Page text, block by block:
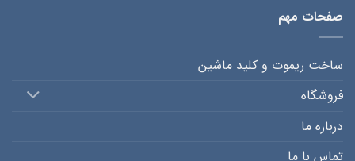
صفحات مهم
ساخت ریموت و کلید ماشین
فروشگاه
درباره ما
تماس با ما